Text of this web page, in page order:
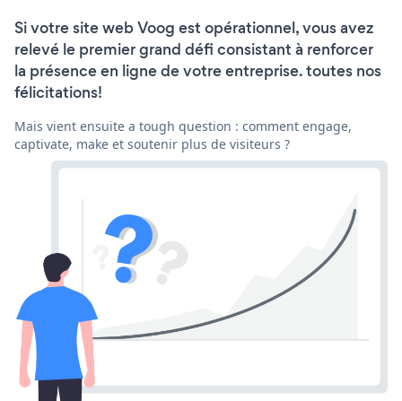
Si votre site web Voog est opérationnel, vous avez
relevé le premier grand défi consistant à renforcer
la présence en ligne de votre entreprise. toutes nos
félicitations!
Mais vient ensuite a tough question : comment engage,
captivate, make et soutenir plus de visiteurs ?